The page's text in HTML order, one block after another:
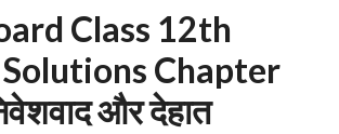
Class 12th
Chapter
और देहात